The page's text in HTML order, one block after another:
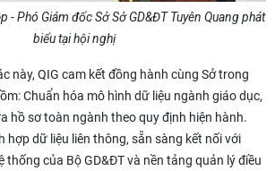
- Phó Giám đốc Sở Sở GD&ĐT Tuyên Quang phát
biểu tại hội nghị
này, QIG cam kết đồng hành cùng Sở trong
Chuẩn hóa mô hình dữ liệu ngành giáo dục,
hồ sơ toàn ngành theo quy định hiện hành.
hợp dữ liệu liên thông, sẵn sàng kết nối với
thống của Bộ GD&ĐT và nền tảng quản lý điều